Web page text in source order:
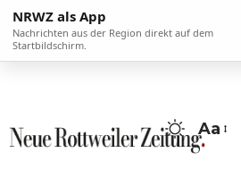
NRWZ als App
Nachrichten aus der Region direkt auf dem
Startbildschirm.
Aa